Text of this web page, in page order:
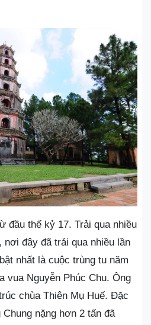
đầu thế kỷ 17. Trải qua nhiều
đây đã trải qua nhiều lần
nhất là cuộc trùng tu năm
vua Nguyễn Phúc Chu. Ông
chùa Thiên Mụ Huế. Đặc
nặng hơn 2 tấn đã